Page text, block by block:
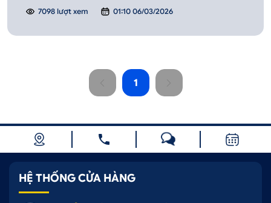
cầu dán film cách nhiệt cho xe của mình
7098 lượt xem 01:10 06/03/2026
1
HỆ THỐNG CỬA HÀNG